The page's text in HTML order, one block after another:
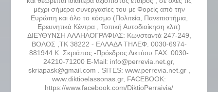
μέχρι σήμερα συνεργασίες του με Φορείς από την
Ευρώπη και όλο το κόσμο (Πολιτεία, Πανεπιστήμια,
Ερευνητικά Κέντρα , Τοπική Αυτοδιοίκηση κλπ)
ΔΙΕΥΘΥΝΣΗ ΑΛΛΗΛΟΓΡΑΦΙΑΣ: Κωνσταντά 247-249,
ΒΟΛΟΣ ,ΤΚ 38222 - ΕΛΛΑΔΑ ΤΗΛΕΦ. 0030-6974-
881944 Κ. Σκριάπας -Πρόεδρος Δικτύου FAX: 0030-
24210-71200 E-Mail: info@perrevia.net.gr,
skriapask@gmail.com . SITES: www.perrevia.net.gr ,
www.diktioelassonas.gr, FACEBOOK:
https://www.facebook.com/DiktioPerraivia/